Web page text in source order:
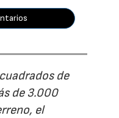
de
de 3.000
el